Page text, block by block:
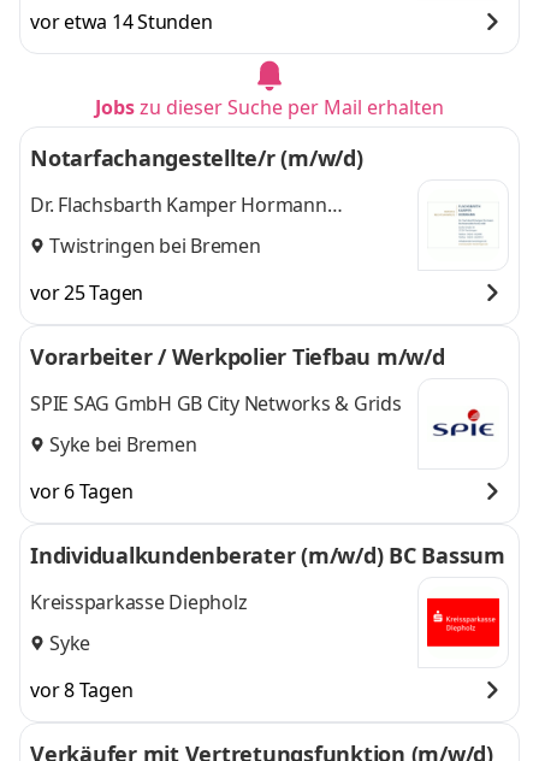
vor etwa 14 Stunden
Jobszu dieser Suche per Mail erhalten
Notarfachangestellte/r (m/w/d)
Dr. Flachsbarth Kamper Hormann
Rechtsanwälte PartG mbB
Twistringen bei Bremen
vor 25 Tagen
Vorarbeiter / Werkpolier Tiefbau m/w/d
SPIE SAG GmbH GB City Networks & Grids
Syke bei Bremen
vor 6 Tagen
Individualkundenberater (m/w/d) BC Bassum
Kreissparkasse Diepholz
Syke
vor 8 Tagen
Verkäufer mit Vertretungsfunktion (m/w/d)